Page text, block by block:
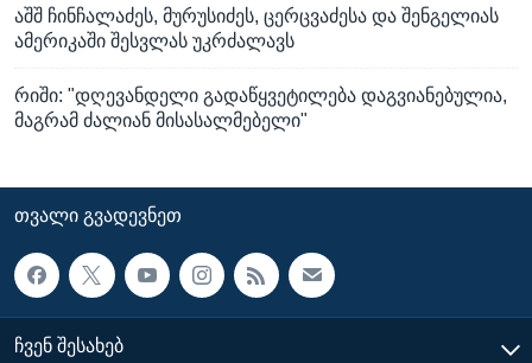
აშშ ჩინჩალაძეს, მურუსიძეს, ცერცვაძესა და შენგელიას
ამერიკაში შესვლას უკრძალავს
რიში: "დღევანდელი გადაწყვეტილება დაგვიანებულია,
მაგრამ ძალიან მისასალმებელი"
ᲗᲕᲐᲚᲘ ᲒᲕᲐᲓᲔᲕᲜᲔᲗ
ᲩᲕᲔᲜ ᲨᲔᲡᲐᲮᲔᲑ